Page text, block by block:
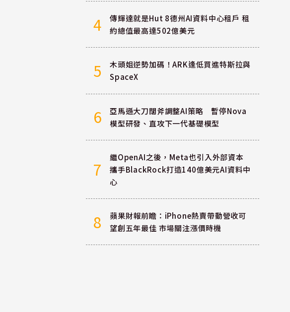
4
傳輝達就是Hut 8德州AI資料中心租戶 租
約總值最高達502億美元
5
木頭姐逆勢加碼！ARK逢低買進特斯拉與
SpaceX
6
亞馬遜大刀闊斧調整AI策略 暫停Nova
模型研發、直攻下一代基礎模型
7
繼OpenAI之後，Meta也引入外部資本
攜手BlackRock打造140億美元AI資料中
心
8
蘋果財報前瞻：iPhone熱賣帶動營收可
望創五年最佳 市場關注漲價時機